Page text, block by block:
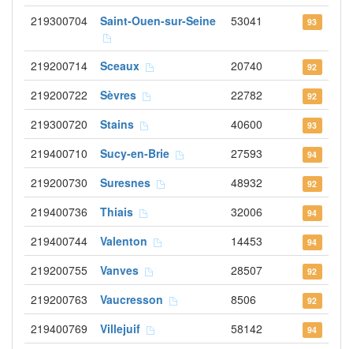
219300704 Saint-Ouen-sur-Seine 53041 93
219200714 Sceaux 20740 92
219200722 Sèvres 22782 92
219300720 Stains 40600 93
219400710 Sucy-en-Brie 27593 94
219200730 Suresnes 48932 92
219400736 Thiais 32006 94
219400744 Valenton 14453 94
219200755 Vanves 28507 92
219200763 Vaucresson 8506 92
219400769 Villejuif 58142 94